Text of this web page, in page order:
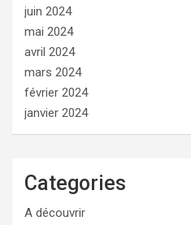
juin 2024
mai 2024
avril 2024
mars 2024
février 2024
janvier 2024
Categories
A découvrir